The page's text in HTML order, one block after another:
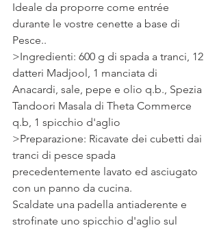
Ideale da proporre come entrée
durante le vostre cenette a base di
Pesce..
>Ingredienti: 600 g di spada a tranci, 12
datteri Madjool, 1 manciata di
Anacardi, sale, pepe e olio q.b., Spezia
Tandoori Masala di Theta Commerce
q.b, 1 spicchio d'aglio
>Preparazione: Ricavate dei cubetti dai
tranci di pesce spada
precedentemente lavato ed asciugato
con un panno da cucina.
Scaldate una padella antiaderente e
strofinate uno spicchio d'aglio sul